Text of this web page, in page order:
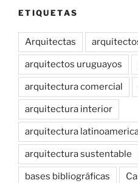
ETIQUETAS
Arquitectas
arquitectos uruguayos
arquitectura comercial
arquitectura interior
arquitectura
arquitectura sustentable
bases bibliográficas